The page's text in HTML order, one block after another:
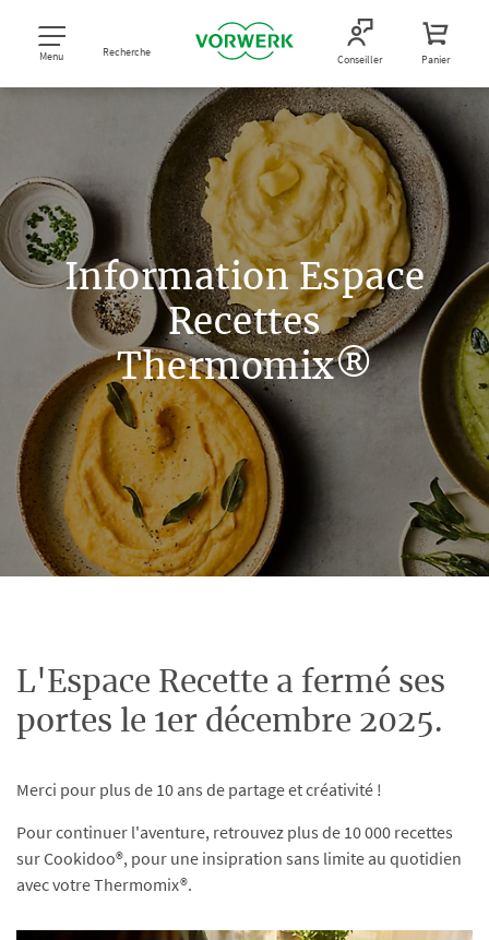
Menu Recherche Conseiller Panier
Information Espace
Recettes
Thermomix®
L'Espace Recette a fermé ses
portes le 1er décembre 2025.
Merci pour plus de 10 ans de partage et créativité !
Pour continuer l'aventure, retrouvez plus de 10 000 recettes
sur Cookidoo®, pour une insipration sans limite au quotidien
avec votre Thermomix®.